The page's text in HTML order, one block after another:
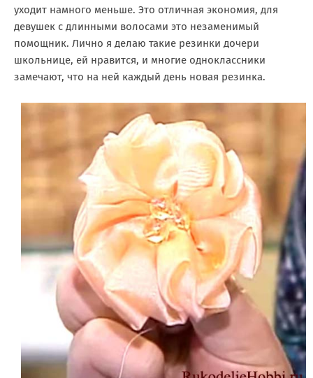
уходит намного меньше. Это отличная экономия, для
девушек с длинными волосами это незаменимый
помощник. Лично я делаю такие резинки дочери
школьнице, ей нравится, и многие одноклассники
замечают, что на ней каждый день новая резинка.